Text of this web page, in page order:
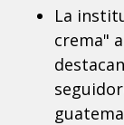
La
crema"